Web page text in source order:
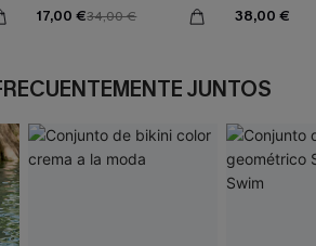
17,00 €34,00 € 38,00 €
JUNTOS